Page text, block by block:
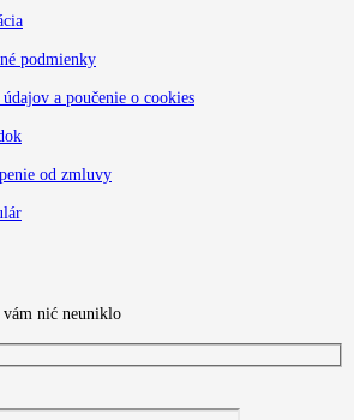
podmienky
a poučenie o cookies
od zmluvy
vám nić neuniklo